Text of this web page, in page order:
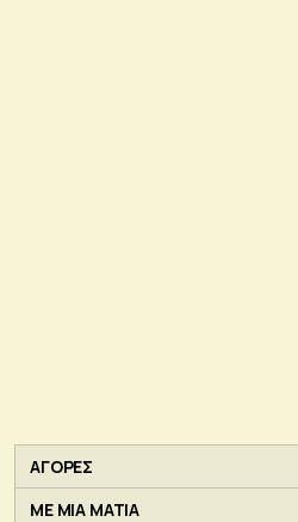
ΑΓΟΡΕΣ
ΜΕ ΜΙΑ ΜΑΤΙΑ